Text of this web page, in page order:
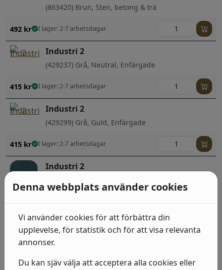
(863420) Brun, Sten, betong & trä
492 kr I lager: 2-7 arbetsdagar
Industri 2
(429237) Grå, Neutral, Enfärgade
415 kr I lager: 2-7 arbetsdagar
Industri 2
(429299) Grå, Guld, Enfärgade
415 kr I lager: 2-7 arbetsdagar
Industri 2
415kr I lager: 2-7 arbetsdagar
Industri 2
(428223) Guld, Geometriska & Grafiska
Denna webbplats använder cookies
Vi använder cookies för att förbättra din
upplevelse, för statistik och för att visa relevanta
annonser.
Du kan sjäv välja att acceptera alla cookies eller